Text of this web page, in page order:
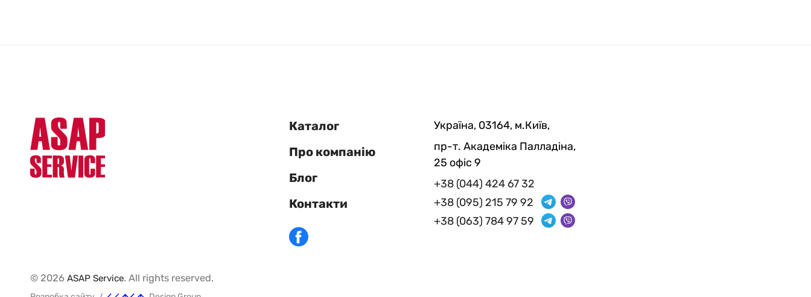
Каталог
Про компанію
Блог
Контакти
Україна, 03164, м.Київ,
пр-т. Академіка Палладіна,
25 офіс 9
+38 (044) 424 67 32
+38 (095) 215 79 92
+38 (063) 784 97 59
© 2026 ASAP Service. All rights reserved.